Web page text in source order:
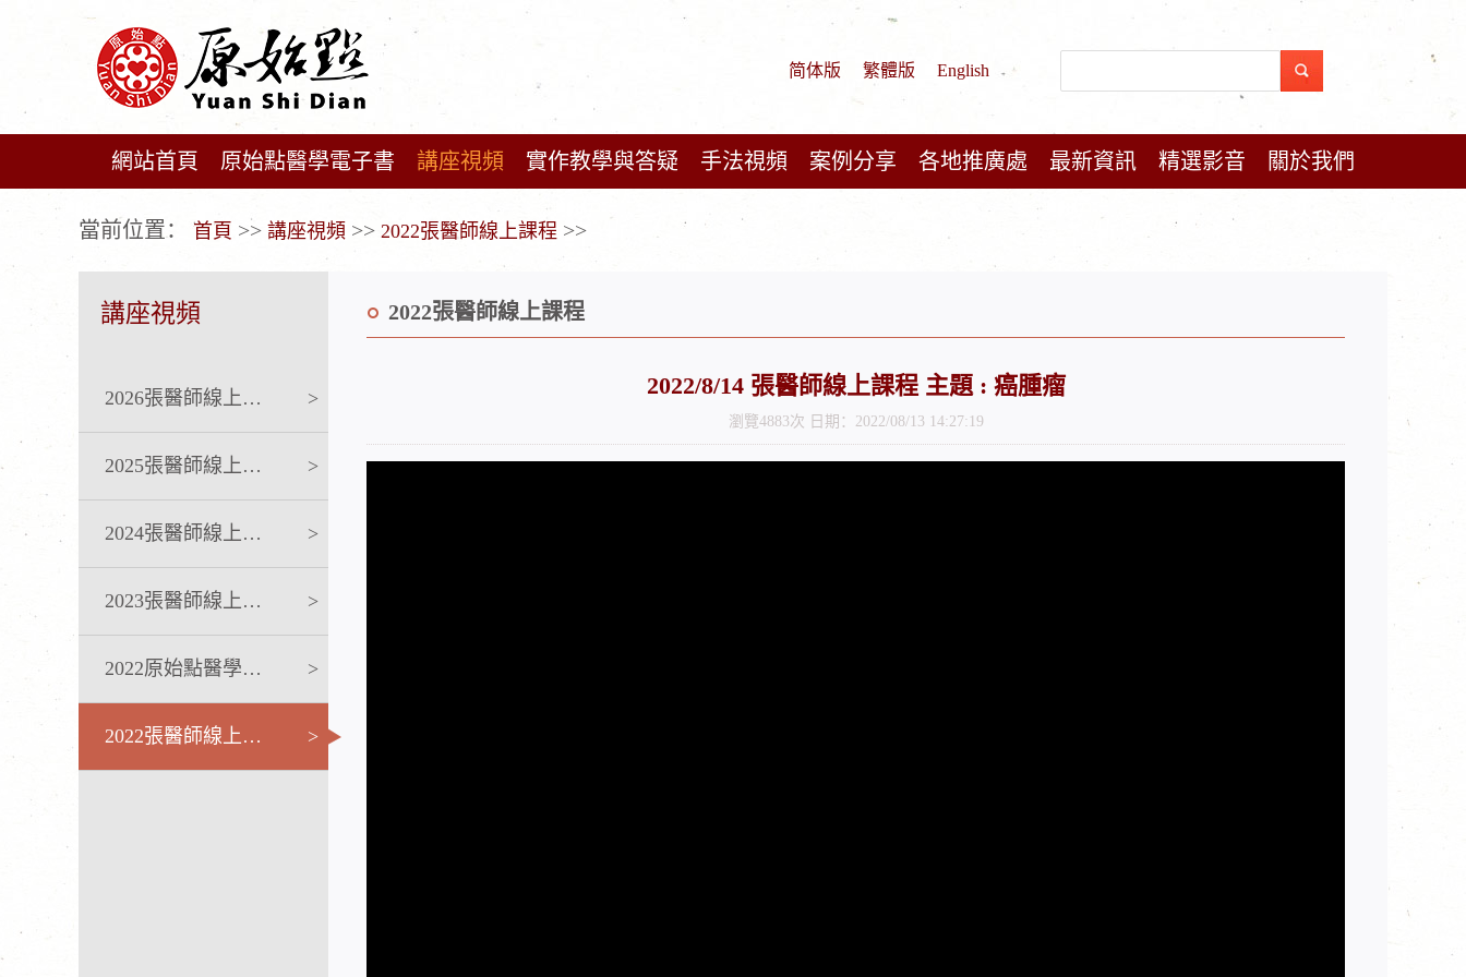
简体版 繁體版 English
網站首頁 原始點醫學電子書 講座視頻 實作教學與答疑 手法視頻 案例分享 各地推廣處 最新資訊 精選影音 關於我們
當前位置： 首頁 >> 講座視頻 >> 2022張醫師線上課程 >>
講座視頻
2026張醫師線上課程 >
2025張醫師線上課程 >
2024張醫師線上課程 >
2023張醫師線上課程 >
2022原始點醫學完整版講座 >
2022張醫師線上課程 >
2022張醫師線上課程
2022/8/14 張醫師線上課程 主題 : 癌腫瘤
瀏覽4883次 日期：2022/08/13 14:27:19